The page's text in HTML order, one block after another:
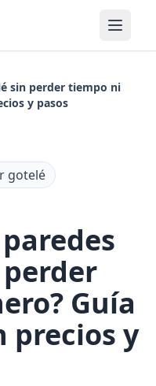
sin perder tiempo ni
y pasos
gotelé
Guía
precios y